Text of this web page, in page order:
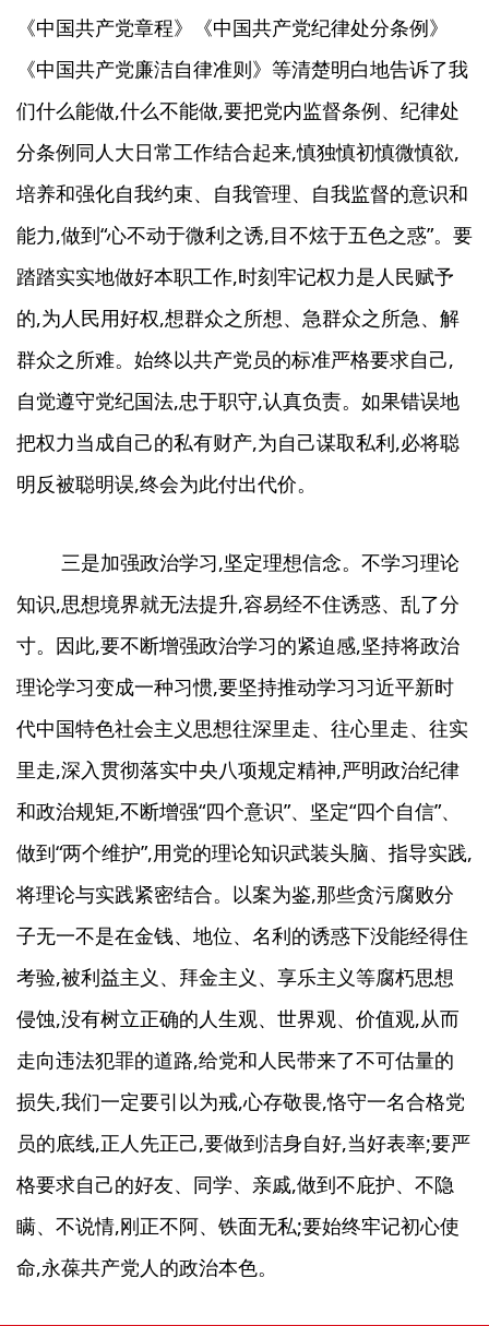
《中国共产党章程》《中国共产党纪律处分条例》
《中国共产党廉洁自律准则》等清楚明白地告诉了我
们什么能做,什么不能做,要把党内监督条例、纪律处
分条例同人大日常工作结合起来,慎独慎初慎微慎欲,
培养和强化自我约束、自我管理、自我监督的意识和
能力,做到“心不动于微利之诱,目不炫于五色之惑”。要
踏踏实实地做好本职工作,时刻牢记权力是人民赋予
的,为人民用好权,想群众之所想、急群众之所急、解
群众之所难。始终以共产党员的标准严格要求自己,
自觉遵守党纪国法,忠于职守,认真负责。如果错误地
把权力当成自己的私有财产,为自己谋取私利,必将聪
明反被聪明误,终会为此付出代价。
三是加强政治学习,坚定理想信念。不学习理论
知识,思想境界就无法提升,容易经不住诱惑、乱了分
寸。因此,要不断增强政治学习的紧迫感,坚持将政治
理论学习变成一种习惯,要坚持推动学习习近平新时
代中国特色社会主义思想往深里走、往心里走、往实
里走,深入贯彻落实中央八项规定精神,严明政治纪律
和政治规矩,不断增强“四个意识”、坚定“四个自信”、
做到“两个维护”,用党的理论知识武装头脑、指导实践,
将理论与实践紧密结合。以案为鉴,那些贪污腐败分
子无一不是在金钱、地位、名利的诱惑下没能经得住
考验,被利益主义、拜金主义、享乐主义等腐朽思想
侵蚀,没有树立正确的人生观、世界观、价值观,从而
走向违法犯罪的道路,给党和人民带来了不可估量的
损失,我们一定要引以为戒,心存敬畏,恪守一名合格党
员的底线,正人先正己,要做到洁身自好,当好表率;要严
格要求自己的好友、同学、亲戚,做到不庇护、不隐
瞒、不说情,刚正不阿、铁面无私;要始终牢记初心使
命,永葆共产党人的政治本色。